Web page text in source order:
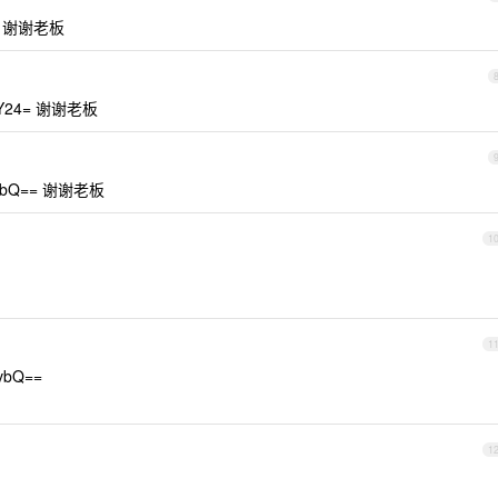
谢老板
8
谢谢老板
9
谢谢老板
10
11
12